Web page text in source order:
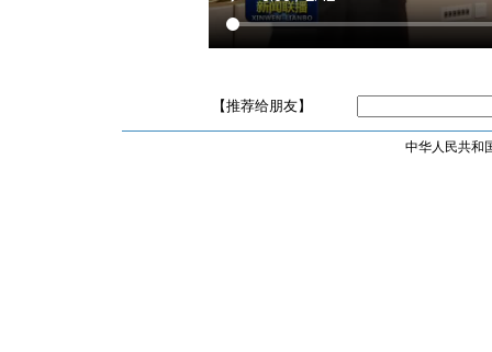
【推荐给朋友】
中华人民共和